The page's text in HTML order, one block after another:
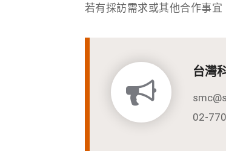
若有採訪需求或其他合作事宜
台灣
02-